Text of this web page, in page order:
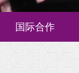
国际合作
合作理念